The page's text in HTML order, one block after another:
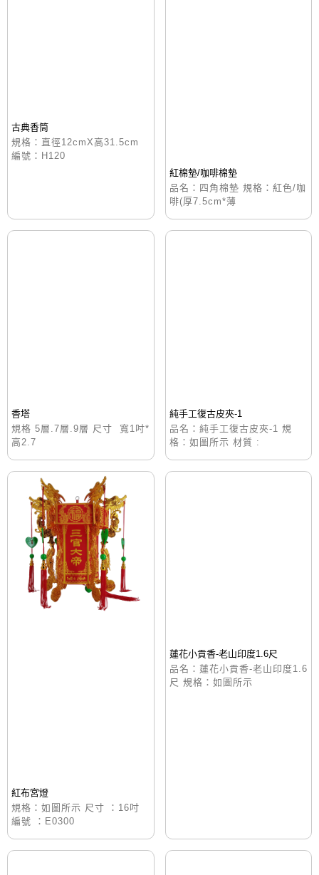
古典香筒
規格：直徑12cmX高31.5cm
編號：H120
紅棉墊/咖啡棉墊
品名：四角棉墊 規格：紅色/咖
啡(厚7.5cm*薄
香塔
規格 5層.7層.9層 尺寸 寬1吋*
高2.7
純手工復古皮夾-1
品名：純手工復古皮夾-1 規
格：如圖所示 材質 :
紅布宮燈
規格：如圖所示 尺寸 ：16吋
編號 ：E0300
蓮花小貢香-老山印度1.6尺
品名：蓮花小貢香-老山印度1.6
尺 規格：如圖所示